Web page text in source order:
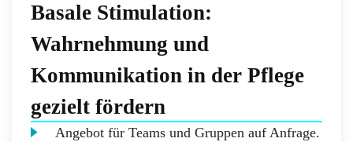
Basale Stimulation:
Wahrnehmung und
Kommunikation in der Pflege
gezielt fördern
Angebot für Teams und Gruppen auf Anfrage.